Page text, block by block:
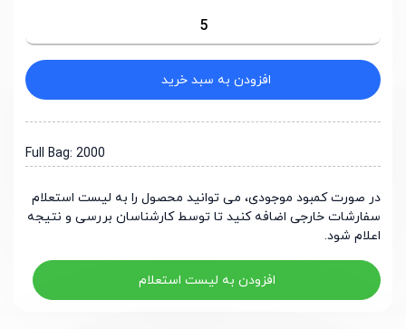
افزودن به سبد خرید
Full Bag: 2000
در صورت کمبود موجودی، می توانید محصول را به لیست استعلام
سفارشات خارجی اضافه کنید تا توسط کارشناسان بررسی و نتیجه
اعلام شود.
افزودن به لیست استعلام